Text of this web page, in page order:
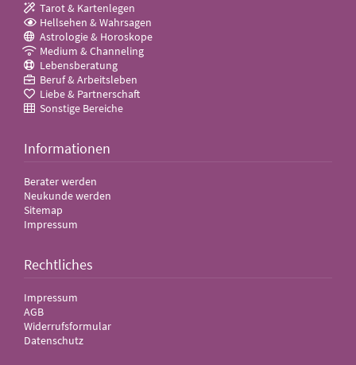
Tarot & Kartenlegen
Hellsehen & Wahrsagen
Astrologie & Horoskope
Medium & Channeling
Lebensberatung
Beruf & Arbeitsleben
Liebe & Partnerschaft
Sonstige Bereiche
Informationen
Berater werden
Neukunde werden
Sitemap
Impressum
Rechtliches
Impressum
AGB
Widerrufsformular
Datenschutz